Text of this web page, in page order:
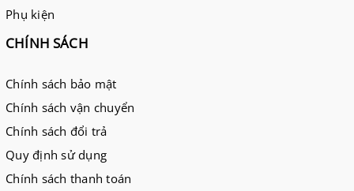
Phụ kiện
CHÍNH SÁCH
Chính sách bảo mật
Chính sách vận chuyển
Chính sách đổi trả
Quy định sử dụng
Chính sách thanh toán